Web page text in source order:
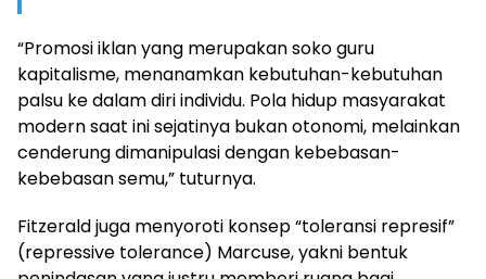
“Promosi iklan yang merupakan soko guru
kapitalisme, menanamkan kebutuhan-kebutuhan
palsu ke dalam diri individu. Pola hidup masyarakat
modern saat ini sejatinya bukan otonomi, melainkan
cenderung dimanipulasi dengan kebebasan-
kebebasan semu,” tuturnya.
Fitzerald juga menyoroti konsep “toleransi represif”
(repressive tolerance) Marcuse, yakni bentuk